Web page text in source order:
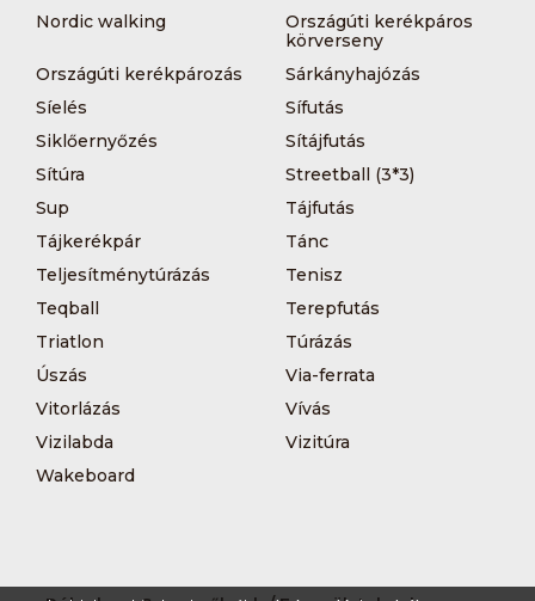
Nordic walking
Országúti kerékpáros
körverseny
Országúti kerékpározás
Sárkányhajózás
Síelés
Sífutás
Siklőernyőzés
Sítájfutás
Sítúra
Streetball (3*3)
Sup
Tájfutás
Tájkerékpár
Tánc
Teljesítménytúrázás
Tenisz
Teqball
Terepfutás
Triatlon
Túrázás
Úszás
Via-ferrata
Vitorlázás
Vívás
Vizilabda
Vizitúra
Wakeboard